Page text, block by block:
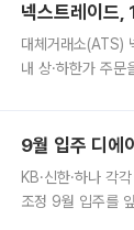
넥스트레이드,
대체거래소(ATS)
내 상·하한가 주
9월 입주 디에
KB·신한·하나 각
조정 9월 입주를